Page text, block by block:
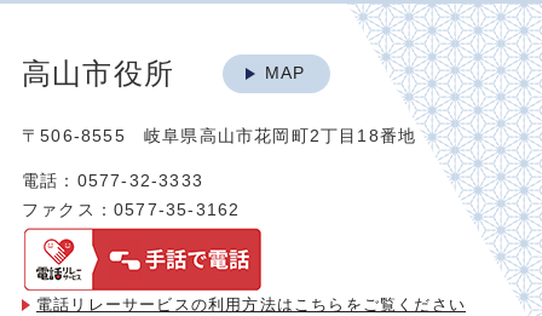
高山市役所 MAP
〒506-8555 岐阜県高山市花岡町2丁目18番地
電話：0577-32-3333
ファクス：0577-35-3162
電話リレーサービスの利用方法は こちらをご覧ください